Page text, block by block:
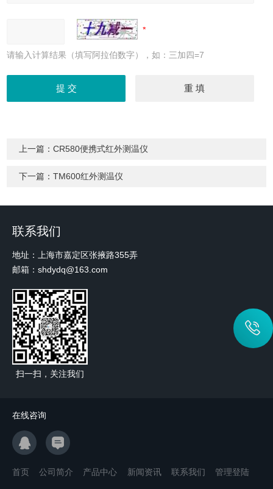
请输入计算结果（填写阿拉伯数字），如：三加四=7
上一篇：CR580便携式红外测温仪
下一篇：TM600红外测温仪
联系我们
地址：上海市嘉定区张掖路355弄
邮箱：shdydq@163.com
扫一扫，关注我们
在线咨询
首页 公司简介 产品中心 新闻资讯 联系我们 管理登陆